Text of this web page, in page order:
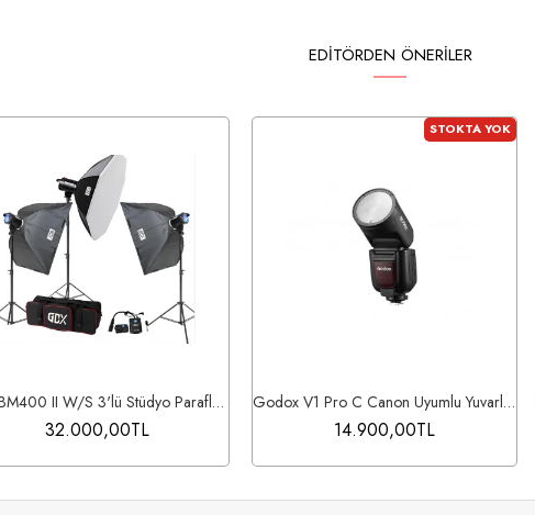
EDITÖRDEN ÖNERILER
Gdx BM400 II W/S 3'lü Stüdyo Paraflaş Softbox Kit (400 Watt)
32.000,00TL
STOKTA YOK
Godox V1 Pro C Canon Uyumlu Yuvarlak Kafa Tepe Flaşı​
14.900,00TL